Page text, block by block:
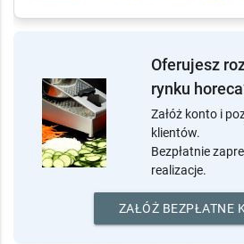
Oferujesz
rynku
Załóż konto i
klientów.
realizacje.